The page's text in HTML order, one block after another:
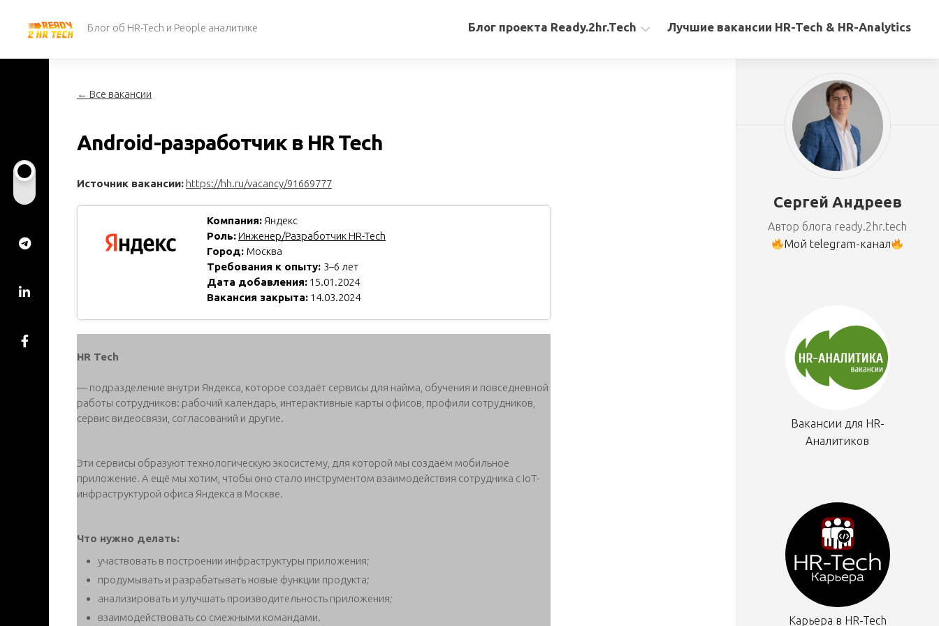
содержанию
Блог об HR-Tech и People аналитике Блог проекта Ready.2hr.Tech Лучшие вакансии HR-Tech & HR-Analytics
← Все вакансии
Android-разработчик в HR Tech
Источник вакансии: https://hh.ru/vacancy/91669777
Компания: Яндекс
Роль:Инженер/Разработчик HR-Tech
Город: Москва
Требования к опыту: 3–6 лет
Дата добавления: 15.01.2024
Вакансия закрыта: 14.03.2024
HR Tech
— подразделение внутри Яндекса, которое создаёт сервисы для найма, обучения и повседневной
работы сотрудников: рабочий календарь, интерактивные карты офисов, профили сотрудников,
сервис видеосвязи, согласований и другие.
Эти сервисы образуют технологическую экосистему, для которой мы создаём мобильное
приложение. А ещё мы хотим, чтобы оно стало инструментом взаимодействия сотрудника с IoT-
инфраструктурой офиса Яндекса в Москве.
Что нужно делать:
участвовать в построении инфраструктуры приложения;
продумывать и разрабатывать новые функции продукта;
анализировать и улучшать производительность приложения;
взаимодействовать со смежными командами.
Сергей Андреев
Автор блога ready.2hr.tech
Мой telegram-канал
Вакансии для HR-
Аналитиков
Карьера в HR-Tech